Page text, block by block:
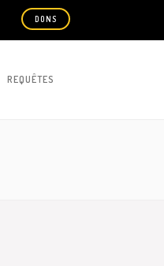
DONS
REQUÊTES